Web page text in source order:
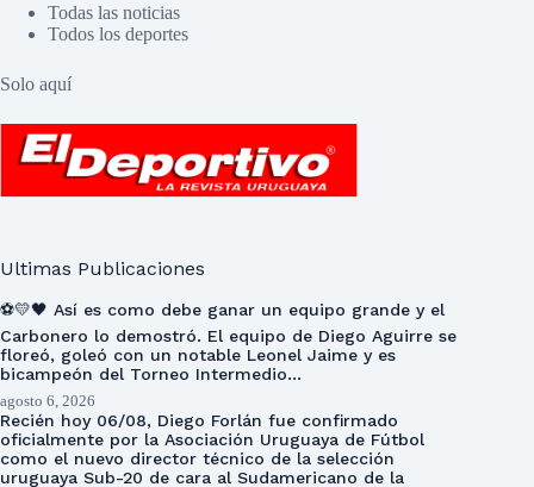
Todas las noticias
Todos los deportes
Solo aquí
Ultimas Publicaciones
⚽💛🖤 Así es como debe ganar un equipo grande y el
Carbonero lo demostró. El equipo de Diego Aguirre se
floreó, goleó con un notable Leonel Jaime y es
bicampeón del Torneo Intermedio…
agosto 6, 2026
Recién hoy 06/08, Diego Forlán fue confirmado
oficialmente por la Asociación Uruguaya de Fútbol
como el nuevo director técnico de la selección
uruguaya Sub-20 de cara al Sudamericano de la